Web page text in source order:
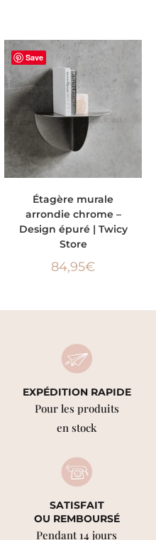
Save
AJOUTER AU PANIER
Étagère murale
arrondie chrome –
Design épuré | Twicy
Store
84,95€
EXPÉDITION RAPIDE
Pour les produits
en stock
SATISFAIT
OU REMBOURSÉ
Pendant 14 jours